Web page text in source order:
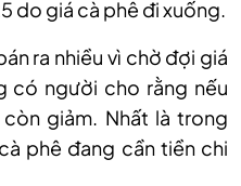
do giá cà phê đi xuống.
ra nhiều vì chờ đợi giá
có người cho rằng nếu
giảm. Nhất là trong
phê đang cần tiền chi